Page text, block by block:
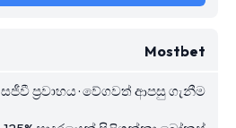
Mostbet
සජීවී ප්‍රවාහය · වේගවත් ආපසු ගැනීම